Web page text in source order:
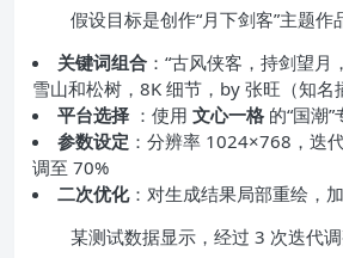
假设目标是创作“月下剑客”主题作
关键词组合 ：“古风侠客，持剑望
雪山和松树，8K 细节，by 张旺（知名
平台选择 ：使用 文心一格 的“国潮
参数设定 ：分辨率 1024×768，迭
调至 70%
二次优化：对生成结果局部重绘，
某测试数据显示，经过 3 次迭代